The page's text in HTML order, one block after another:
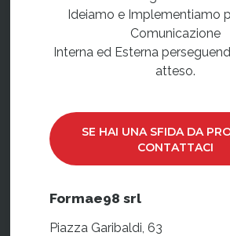
Ideiamo e Implementiamo
Comunicazione
Interna ed Esterna
atteso.
SE HAI UNA SFIDA DA
CONTATTACI
Formae98 srl
Piazza Garibaldi, 63